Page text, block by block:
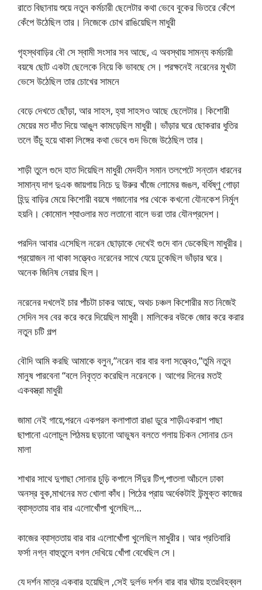
রাতে বিছানায় শুয়ে নতুন কর্মচারী ছেলেটার কথা ভেবে বুকের ভিতরে কেঁপে
কেঁপে উঠেছিল তার। নিজেকে চোখ রাঙিয়েছিল মাধুরী
গৃহস্থবাড়ির বৌ সে স্বামী সংসার সব আছে, এ অবস্থায় সামন্য কর্মচারী
বয়ষে ছোট একটা ছেলেকে নিয়ে কি ভাবছে সে। পরক্ষনেই নরেনের মুখটা
ভেসে উঠেছিল তার চোখের সামনে
বেড়ে দেখতে ছোঁড়া, আর সাহস, হ্যা সাহসও আছে ছেলেটার। কিশোরী
মেয়ের মত দাঁত দিয়ে আঙুল কামড়েছিল মাধুরী। ভাঁড়ার ঘরে ছোকরার ধুতির
তলে উঁচু হয়ে থাকা লিঙ্গের কথা ভেবে গুদ ভিজে উঠেছিল তার।
শাড়ী তুলে গুদে হাত দিয়েছিল মাধুরী মেদহীন সমান তলপেটে সন্তান ধারনের
সামান্য দাগ দুএক জায়গায় নিচে দু উরুর খাঁজে লোমের জঙল, বর্ধিষ্ণু গোড়া
হিন্দু বাড়ির মেয়ে কিশোরী বয়ষে গজানোর পর থেকে কখনো যৌনকেশ নির্মুল
হয়নি। কোমোল শ্যাওলার মত লতানো বালে ভরা তার যৌনপ্রদেশ।
পরদিন আবার এসেছিল নরেন ছোড়াকে দেখেই গুদে বান ডেকেছিল মাধুরীর।
প্রয়োজন না থাকা সত্ত্বেও নরেনের সাথে যেয়ে ঢুকেছিল ভাঁড়ার ঘরে।
অনেক জিনিষ নেয়ার ছিল।
নরেনের দখলেই চার পাঁচটা চাকর আছে, অথচ চঞ্চল কিশোরীর মত নিজেই
সেদিন সব বের করে করে দিয়েছিল মাধুরী। মালিকের বউকে জোর করে করার
নতুন চটি গল্প
বৌদি আমি করছি আমাকে বলুন,”নরেন বার বার বলা সত্ত্বেও,”তুমি নতুন
মানুষ পারবেনা “বলে নিবৃত্ত করেছিল নরেনকে। আগের দিনের মতই
একবস্ত্রা মাধুরী
জামা নেই গায়ে,পরনে একপরল কলাপাতা রাঙা ডুরে শাড়ীএকরাশ পাছা
ছাপানো এলোচুল পিঠময় ছড়ানো আভুষন বলতে গলায় চিকন সোনার চেন
মালা
শাখার সাথে দুগাছা সোনার চুড়ি কপালে সিঁদুর টিপ,পাতলা আঁচলে ঢাকা
অনস্র বুক,মাখনের মত খোলা কাঁধ। পিঠের প্রায় অর্ধেকটাই উন্মুক্ত কাজের
ব্যাস্ততায় বার বার এলোখোঁপা খুলেছিল…
কাজের ব্যাস্ততায় বার বার এলোখোঁপা খুলেছিল মাধুরীর। আর প্রতিবারি
ফর্সা নগ্ন বাহুতুলে বগল দেখিয়ে খোঁপা বেধেছিল সে।
যে দর্শন মাত্র একবার হয়েছিল ,সেই দুর্লভ দর্শন বার বার ঘটায় হতঃবিহব্বল